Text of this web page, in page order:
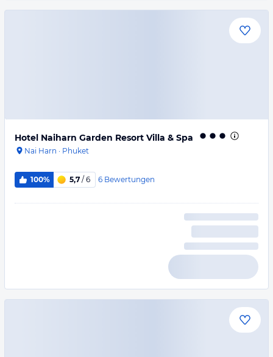
Hotel Naiharn Garden Resort Villa & Spa
Nai Harn · Phuket
100% 5,7 / 6 6 Bewertungen